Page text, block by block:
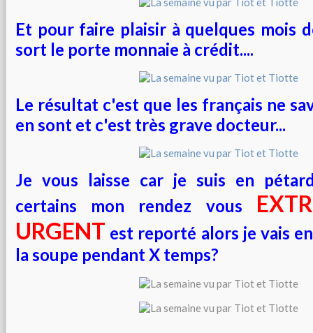
Et pour faire plaisir à quelques mois
sort le porte monnaie à crédit....
Le résultat c'est que les français ne
en sont et c'est très grave docteur...
Je vous laisse car je suis en
certains mon rendez vous
URGENT est reporté alors je vais
la soupe pendant X temps?